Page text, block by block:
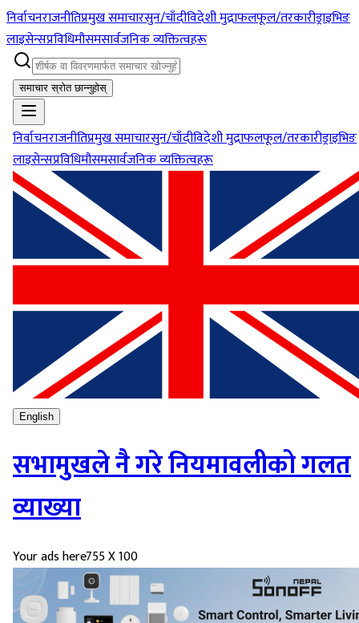
निर्वाचनराजनीतिप्रमुख समाचारसुन/चाँदीविदेशी मुद्राफलफूल/तरकारीड्राइभिङ
लाइसेन्सप्रविधिमौसमसार्वजनिक व्यक्तित्वहरू
समाचार स्रोत छान्नुहोस्
निर्वाचनराजनीतिप्रमुख समाचारसुन/चाँदीविदेशी मुद्राफलफूल/तरकारीड्राइभिङ
लाइसेन्सप्रविधिमौसमसार्वजनिक व्यक्तित्वहरू
English
सभामुखले नै गरे नियमावलीको गलत
व्याख्या
Your ads here755 X 100